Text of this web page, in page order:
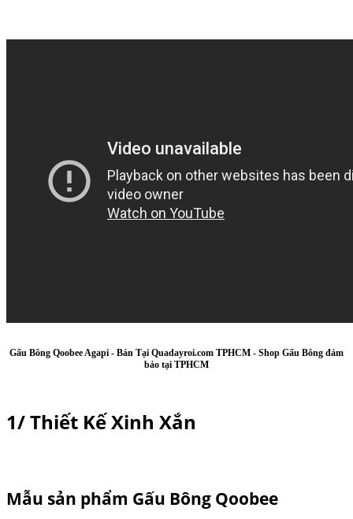
Gấu Bông Qoobee Agapi - Bán Tại Quadayroi.com TPHCM - Shop Gấu Bông đảm
bảo tại TPHCM
1/ Thiết Kế Xinh Xắn
Mẫu sản phẩm Gấu Bông Qoobee